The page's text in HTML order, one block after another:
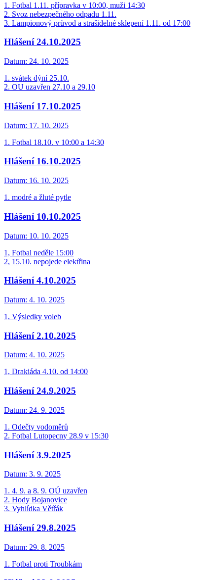
1. Fotbal 1.11. přípravka v 10:00, muži 14:30
2. Svoz nebezpečného odpadu 1.11.
3. Lampionový průvod a strašidelné sklepení 1.11. od 17:00
Hlášení 24.10.2025
Datum: 24. 10. 2025
1. svátek dýní 25.10.
2. OU uzavřen 27.10 a 29.10
Hlášení 17.10.2025
Datum: 17. 10. 2025
1. Fotbal 18.10. v 10:00 a 14:30
Hlášení 16.10.2025
Datum: 16. 10. 2025
1. modré a žluté pytle
Hlášení 10.10.2025
Datum: 10. 10. 2025
1, Fotbal neděle 15:00
2, 15.10. nepojede elektřina
Hlášení 4.10.2025
Datum: 4. 10. 2025
1, Výsledky voleb
Hlášení 2.10.2025
Datum: 4. 10. 2025
1, Drakiáda 4.10. od 14:00
Hlášení 24.9.2025
Datum: 24. 9. 2025
1. Odečty vodoměrů
2. Fotbal Lutopecny 28.9 v 15:30
Hlášení 3.9.2025
Datum: 3. 9. 2025
1. 4. 9. a 8. 9. OÚ uzavřen
2. Hody Bojanovice
3. Vyhlídka Větřák
Hlášení 29.8.2025
Datum: 29. 8. 2025
1. Fotbal proti Troubkám